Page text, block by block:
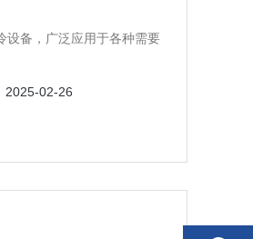
设备，广泛应用于各种需要
2025-02-26